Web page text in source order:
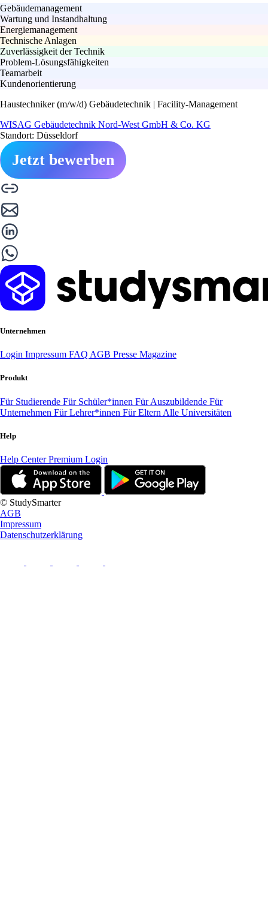
Gebäudemanagement
Wartung und Instandhaltung
Energiemanagement
Technische Anlagen
Zuverlässigkeit der Technik
Problem-Lösungsfähigkeiten
Teamarbeit
Kundenorientierung
Haustechniker (m/w/d) Gebäudetechnik | Facility-Management
WISAG Gebäudetechnik Nord-West GmbH & Co. KG
Standort: Düsseldorf
Jetzt bewerben
Unternehmen
Login Impressum FAQ AGB Presse Magazine
Produkt
Für Studierende Für Schüler*innen Für Auszubildende Für
Unternehmen Für Lehrer*innen Für Eltern Alle Universitäten
Help
Help CenterPremium Login
© StudySmarter
AGB
Impressum
Datenschutzerklärung